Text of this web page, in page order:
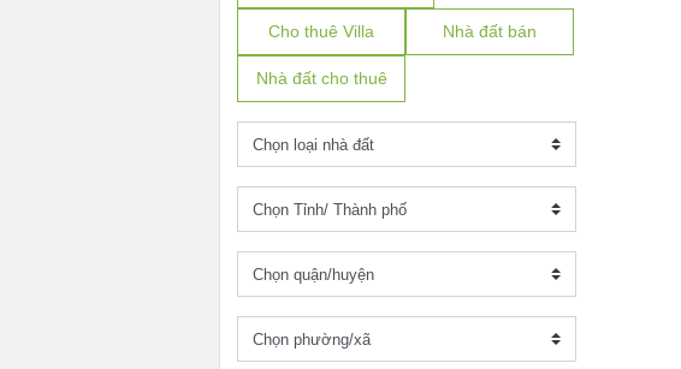
Cho thuê Villa Nhà đất bán
Nhà đất cho thuê